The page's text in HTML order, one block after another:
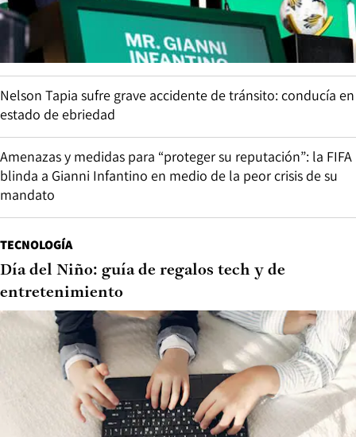
Nelson Tapia sufre grave accidente de tránsito: conducía en
estado de ebriedad
Amenazas y medidas para “proteger su reputación”: la FIFA
blinda a Gianni Infantino en medio de la peor crisis de su
mandato
TECNOLOGÍA
Día del Niño: guía de regalos tech y de
entretenimiento